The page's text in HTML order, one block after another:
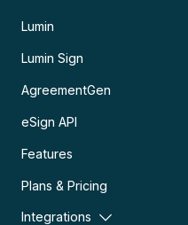
Lumin
Lumin Sign
AgreementGen
eSign API
Features
Plans & Pricing
Integrations